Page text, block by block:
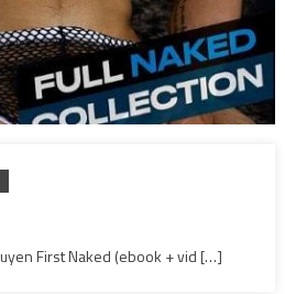
First Naked (ebook + vid […]